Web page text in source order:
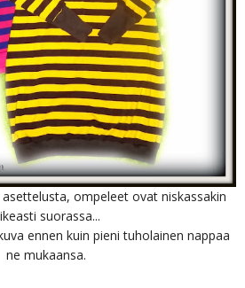
ompeleet ovat niskassakin
suorassa...
ennen kuin pieni tuholainen nappaa
ne mukaansa.